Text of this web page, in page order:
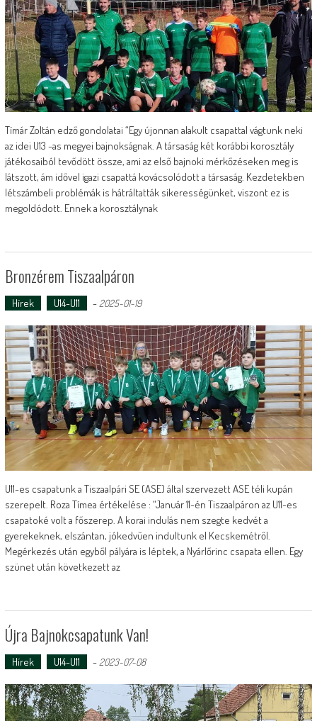
Tímár Zoltán edző gondolatai “Egy újonnan alakult csapattal vágtunk neki
az idei U13 -as megyei bajnokságnak. A társaság két korábbi korosztály
játékosaiból tevődött össze, ami az első bajnoki mérkőzéseken meg is
látszott, ám idővel igazi csapattá kovácsolódott a társaság. Kezdetekben
létszámbeli problémák is hátráltatták sikerességünket, viszont ez is
megoldódott. Ennek a korosztálynak
Bronzérem Tiszaalpáron
Hírek U14-U11 - 2025-01-19
U11-es csapatunk a Tiszaalpári SE (ASE) által szervezett ASE téli kupán
szerepelt. Roza Tímea értékelése : “Január 11-én Tiszaalpáron az U11-es
csapatoké volt a főszerep. A korai indulás nem szegte kedvét a
gyerekeknek, elszántan, jókedvűen indultunk el Kecskemétről.
Megérkezés után egyből pályára is léptek, a Nyárlőrinc csapata ellen. Egy
szünet után következett az
Újra Bajnokcsapatunk Van!
Hírek U14-U11 - 2023-07-08